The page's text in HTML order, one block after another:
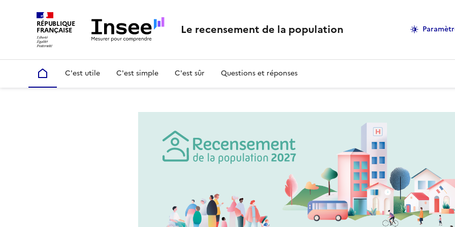
RÉPUBLIQUE
FRANÇAISE Le recensement de la population
Accueil C'est utile C'est simple C'est sûr Questions et réponses